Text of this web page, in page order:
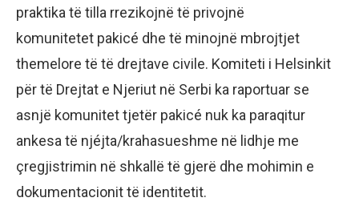
praktika të tilla rrezikojnë të privojnë
komunitetet pakicé dhe të minojnë mbrojtjet
themelore të të drejtave civile. Komiteti i Helsinkit
për të Drejtat e Njeriut në Serbi ka raportuar se
asnjë komunitet tjetër pakicé nuk ka paraqitur
ankesa të njéjta/krahasueshme në lidhje me
çregjistrimin në shkallë të gjerë dhe mohimin e
dokumentacionit të identitetit.